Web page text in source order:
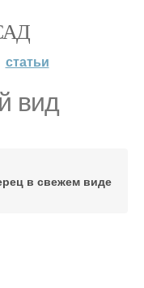
статьи
вид
в свежем виде